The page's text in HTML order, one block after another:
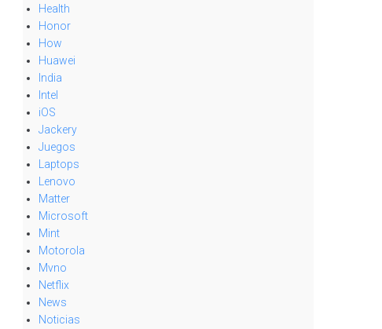
Health
Honor
How
Huawei
India
Intel
iOS
Jackery
Juegos
Laptops
Lenovo
Matter
Microsoft
Mint
Motorola
Mvno
Netflix
News
Noticias